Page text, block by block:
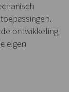
ontwikkeling
eigen